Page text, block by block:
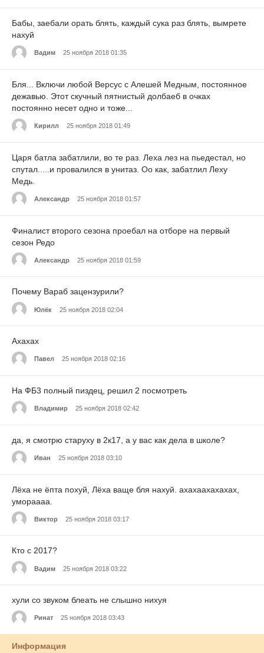
Бабы, заебали орать блять, каждый сука раз блять, вымрете
нахуй
Вадим 25 ноября 2018 01:35
Бля... Включи любой Версус с Алешей Медным, постоянное
дежавью. Этот скучный пятнистый долбаеб в очках
постоянно несет одно и тоже...
Кирилл 25 ноября 2018 01:49
Царя батла забатлили, во те раз. Леха лез на пьедестал, но
спутал.....и провалился в унитаз. Оо как, забатлил Леху
Медь.
Александр 25 ноября 2018 01:57
Финалист второго сезона проебал на отборе на первый
сезон Редо
Александр 25 ноября 2018 01:59
Почему Вараб зацензурили?
Юлёк 25 ноября 2018 02:04
Ахахах
Павел 25 ноября 2018 02:16
На ФБ3 полный пиздец, решил 2 посмотреть
Владимир 25 ноября 2018 02:42
да, я смотрю старуху в 2к17, а у вас как дела в школе?
Иван 25 ноября 2018 03:10
Лёха не ёпта похуй, Лёха ваще бля нахуй. ахахаахахахах,
умораааа.
Виктор 25 ноября 2018 03:17
Кто с 2017?
Вадим 25 ноября 2018 03:22
хули со звуком блеать не слышно нихуя
Ринат 25 ноября 2018 03:43
Информация